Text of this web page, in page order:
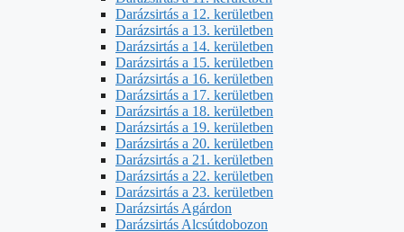
Darázsirtás a 12. kerületben
Darázsirtás a 13. kerületben
Darázsirtás a 14. kerületben
Darázsirtás a 15. kerületben
Darázsirtás a 16. kerületben
Darázsirtás a 17. kerületben
Darázsirtás a 18. kerületben
Darázsirtás a 19. kerületben
Darázsirtás a 20. kerületben
Darázsirtás a 21. kerületben
Darázsirtás a 22. kerületben
Darázsirtás a 23. kerületben
Darázsirtás Agárdon
Darázsirtás Alcsútdobozon